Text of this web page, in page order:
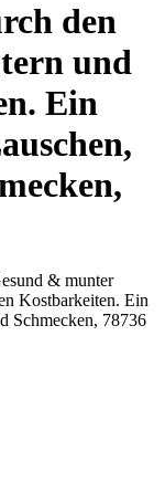
den
und
Ein
& munter
Kostbarkeiten. Ein
Schmecken, 78736